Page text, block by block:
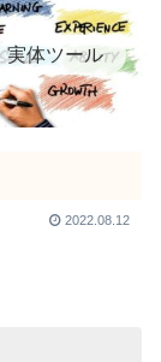
実体ツール
2022.08.12